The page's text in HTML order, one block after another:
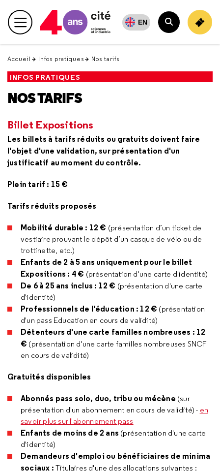
en
haut Menu principal EN
Rechercher
Accueil Infos pratiques Nos tarifs
INFOS PRATIQUES
NOS TARIFS
Billet Expositions
Les billets à tarifs réduits ou gratuits doivent faire
l'objet d'une validation, sur présentation d'un
justificatif au moment du contrôle.
Plein tarif : 15 €
Tarifs réduits proposés
Mobilité durable : 12 € (présentation d’un ticket de
vestiaire prouvant le dépôt d’un casque de vélo ou de
trottinette, etc.)
Enfants de 2 à 5 ans uniquement pour le billet
Expositions : 4 € (présentation d'une carte d'identité)
De 6 à 25 ans inclus : 12 € (présentation d'une carte
d'identité)
Professionnels de l'éducation : 12 € (présentation
d'un pass Education en cours de validité)
Détenteurs d'une carte familles nombreuses : 12
€ (présentation d'une carte familles nombreuses SNCF
en cours de validité)
Gratuités disponibles
Abonnés pass solo, duo, tribu ou mécène (sur
présentation d'un abonnement en cours de validité) - en
savoir plus sur l'abonnement pass
Enfants de moins de 2 ans (présentation d'une carte
d'identité)
Demandeurs d'emploi ou bénéficiaires de minima
sociaux : Titulaires d'une des allocations suivantes :